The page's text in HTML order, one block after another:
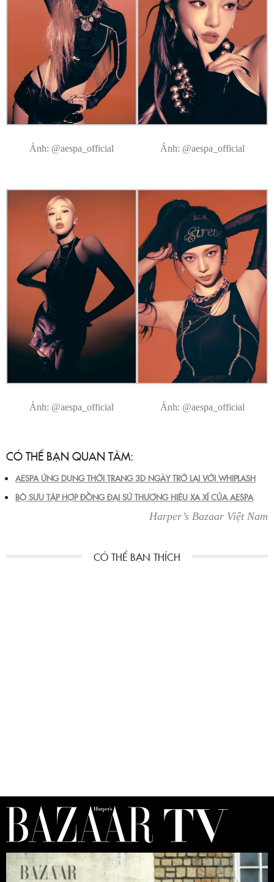
Ảnh: @aespa_official Ảnh: @aespa_official
Ảnh: @aespa_official Ảnh: @aespa_official
CÓ THỂ BẠN QUAN TÂM:
AESPA ỨNG DỤNG THỜI TRANG 3D NGÀY TRỞ LẠI VỚI WHIPLASH
BỘ SƯU TẬP HỢP ĐỒNG ĐẠI SỨ THƯƠNG HIỆU XA XỈ CỦA AESPA
Harper’s Bazaar Việt Nam